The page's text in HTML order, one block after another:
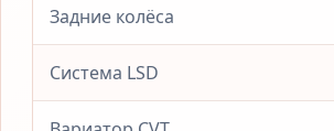
Задние колёса
Система LSD